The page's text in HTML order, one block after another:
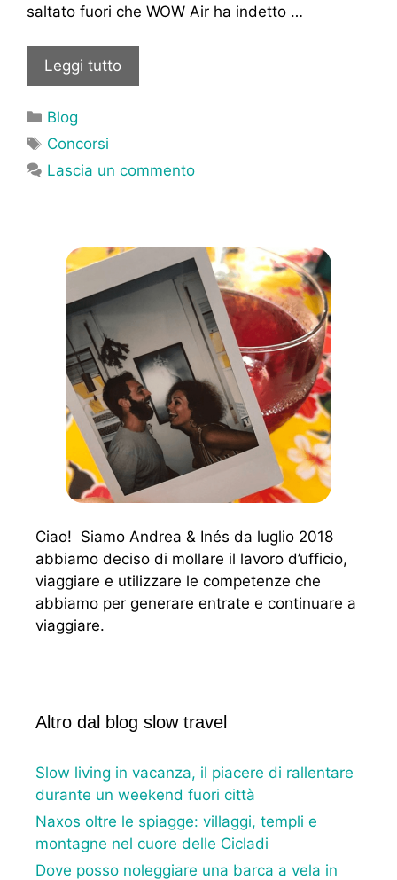
saltato fuori che WOW Air ha indetto …
Leggi tutto
Categorie
Blog
Tag
Concorsi
Lascia un commento
Ciao! Siamo Andrea & Inés da luglio 2018
abbiamo deciso di mollare il lavoro d’ufficio,
viaggiare e utilizzare le competenze che
abbiamo per generare entrate e continuare a
viaggiare.
Altro dal blog slow travel
Slow living in vacanza, il piacere di rallentare
durante un weekend fuori città
Naxos oltre le spiagge: villaggi, templi e
montagne nel cuore delle Cicladi
Dove posso noleggiare una barca a vela in